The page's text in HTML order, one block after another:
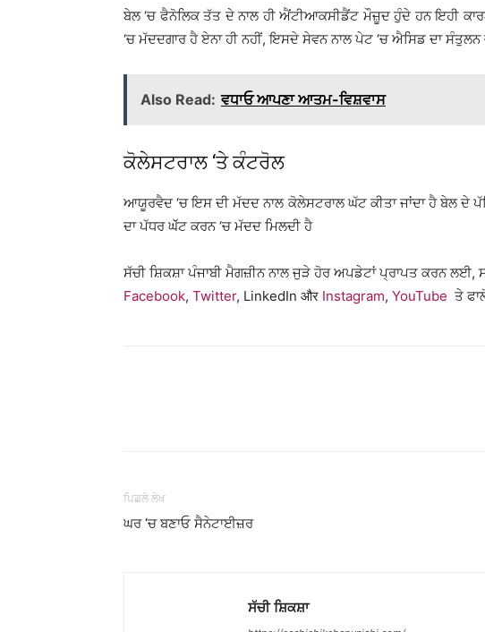
ਬੇਲ ‘ਚ ਫੈਨੋਲਿਕ ਤੱਤ ਦੇ ਨਾਲ ਹੀ ਐਂਟੀਆਕਸੀਡੈਂਟ ਮੌਜ਼ੂਦ ਹੁੰਦੇ ਹਨ ਇਹੀ
‘ਚ ਮੱਦਦਗਾਰ ਹੈ ਏਨਾ ਹੀ ਨਹੀਂ, ਇਸਦੇ ਸੇਵਨ ਨਾਲ ਪੇਟ ‘ਚ ਐਸਿਡ ਦਾ ਸੰਤੁਲਨ
Also Read: ਵਧਾਓ ਆਪਣਾ ਆਤਮ-ਵਿਸ਼ਵਾਸ
ਕੋਲੇਸਟਰਾਲ ‘ਤੇ ਕੰਟਰੋਲ
ਆਯੂਰਵੈਦ ‘ਚ ਇਸ ਦੀ ਮੱਦਦ ਨਾਲ ਕੋਲੇਸਟਰਾਲ ਘੱਟ ਕੀਤਾ ਜਾਂਦਾ ਹੈ ਬੇਲ ਦੇ
ਦਾ ਪੱਧਰ ਘੱੱਟ ਕਰਨ ‘ਚ ਮੱਦਦ ਮਿਲਦੀ ਹੈ
ਸੱਚੀ ਸ਼ਿਕਸ਼ਾ ਪੰਜਾਬੀ ਮੈਗਜ਼ੀਨ ਨਾਲ ਜੁੜੇ ਹੋਰ ਅਪਡੇਟਾਂ ਪ੍ਰਾਪਤ ਕਰਨ ਲਈ,
Facebook, Twitter, LinkedIn और Instagram, YouTube ਤੇ
ਪਿਛਲੇ ਲੇਖ
ਘਰ ‘ਚ ਬਣਾਓ ਸੈਨੇਟਾਈਜ਼ਰ
ਸੱਚੀ ਸ਼ਿਕਸ਼ਾ